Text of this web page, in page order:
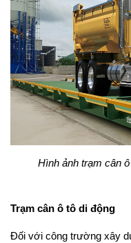
Hình ảnh trạm cân
Trạm cân ô tô di động
Đối với công trường xây